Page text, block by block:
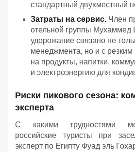
стандартный двухместный
Затраты на сервис. Член
отельной группы Мухаммед
удорожание связано не
менеджмента, но и с резким
на продукты, напитки,
и электроэнергию для
Риски пикового сезона:
эксперта
С какими трудностями
российские туристы при
эксперт по Египту Фуад эль